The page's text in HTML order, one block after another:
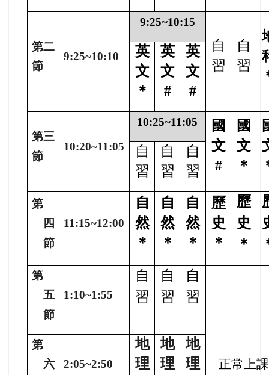
第二
節
9:25~10:10
9:25~10:15
自
習
自
習
英
文
＊
英
文
#
英
文
#
第三
節
10:20~11:05
10:25~11:05
國
文
#
國
文
＊
自
習
自
習
自
習
第
四
節
11:15~12:00
自
然
＊
自
然
＊
自
然
＊
歷
史
＊
歷
史
＊
第
五
節
1:10~1:55
自
習
自
習
自
習
正常上課
第
六
2:05~2:50
地
理
地
理
地
理